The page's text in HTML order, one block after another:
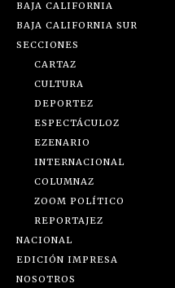
BAJA CALIFORNIA
BAJA CALIFORNIA SUR
SECCIONES
CARTAZ
CULTURA
DEPORTEZ
ESPECTÁCULOZ
EZENARIO
INTERNACIONAL
COLUMNAZ
ZOOM POLÍTICO
REPORTAJEZ
NACIONAL
EDICIÓN IMPRESA
NOSOTROS